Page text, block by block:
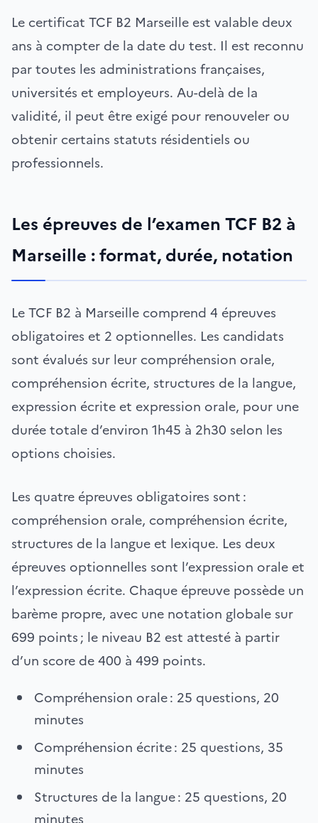
Le certificat TCF B2 Marseille est valable deux
ans à compter de la date du test. Il est reconnu
par toutes les administrations françaises,
universités et employeurs. Au-delà de la
validité, il peut être exigé pour renouveler ou
obtenir certains statuts résidentiels ou
professionnels.
Les épreuves de l’examen TCF B2 à
Marseille : format, durée, notation
Le TCF B2 à Marseille comprend 4 épreuves
obligatoires et 2 optionnelles. Les candidats
sont évalués sur leur compréhension orale,
compréhension écrite, structures de la langue,
expression écrite et expression orale, pour une
durée totale d’environ 1h45 à 2h30 selon les
options choisies.
Les quatre épreuves obligatoires sont :
compréhension orale, compréhension écrite,
structures de la langue et lexique. Les deux
épreuves optionnelles sont l’expression orale et
l’expression écrite. Chaque épreuve possède un
barème propre, avec une notation globale sur
699 points ; le niveau B2 est attesté à partir
d’un score de 400 à 499 points.
Compréhension orale : 25 questions, 20
minutes
Compréhension écrite : 25 questions, 35
minutes
Structures de la langue : 25 questions, 20
minutes